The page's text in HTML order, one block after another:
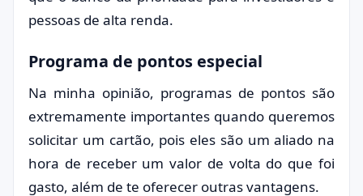
pessoas de alta renda.
Programa de pontos especial
Na minha opinião, programas de pontos são
extremamente importantes quando queremos
solicitar um cartão, pois eles são um aliado na
hora de receber um valor de volta do que foi
gasto, além de te oferecer outras vantagens.